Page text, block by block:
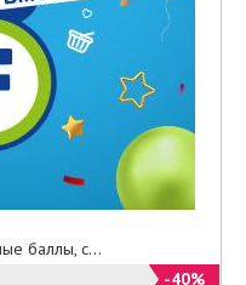
баллы, с...
-40%